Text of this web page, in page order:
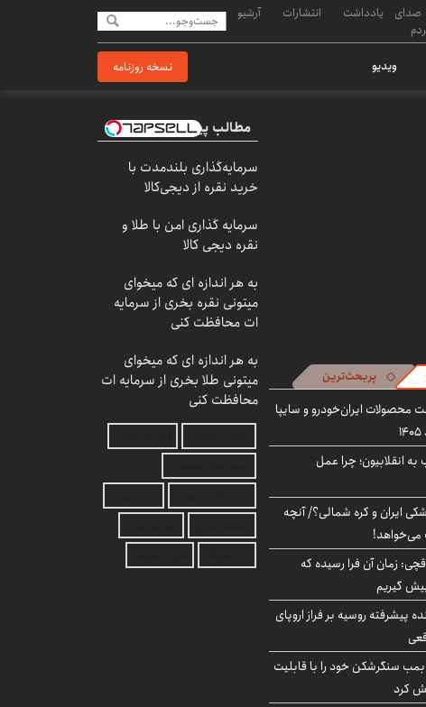
صدای
یادداشت انتشارات آرشیو
ویدیو نسخه روزنامه
پربحث‌ترین
محصولات ایران‌خودرو و سایپا
به انقلابیون؛ چرا عمل
ایران و کره شمالی؟/ آنچه
می‌خواهد!
زمان آن فرا رسیده که
گیریم
۱۰ جنگنده پیشرفته روسیه بر فراز اروپای
سنگرشکن خود را با قابلیت
کرد
مطالب پیشنهادی
سرمایه‌گذاری بلندمدت با
خرید نقره از دیجی‌کالا
سرمایه گذاری امن با طلا و
نقره دیجی کالا
به هر اندازه ای که میخوای
میتونی نقره بخری از سرمایه
ات محافظت کنی
به هر اندازه ای که میخوای
میتونی طلا بخری از سرمایه ات
محافظت کنی